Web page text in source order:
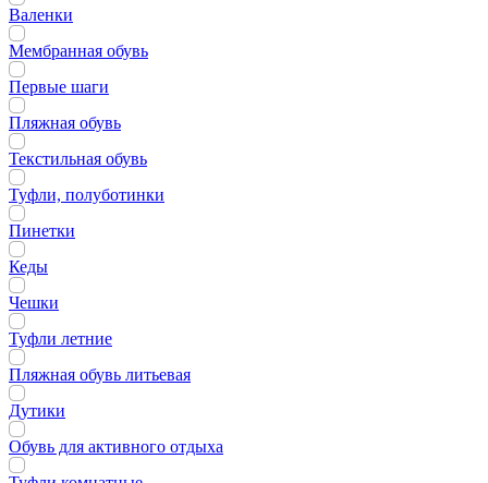
Валенки
Мембранная обувь
Первые шаги
Пляжная обувь
Текстильная обувь
Туфли, полуботинки
Пинетки
Кеды
Чешки
Туфли летние
Пляжная обувь литьевая
Дутики
Обувь для активного отдыха